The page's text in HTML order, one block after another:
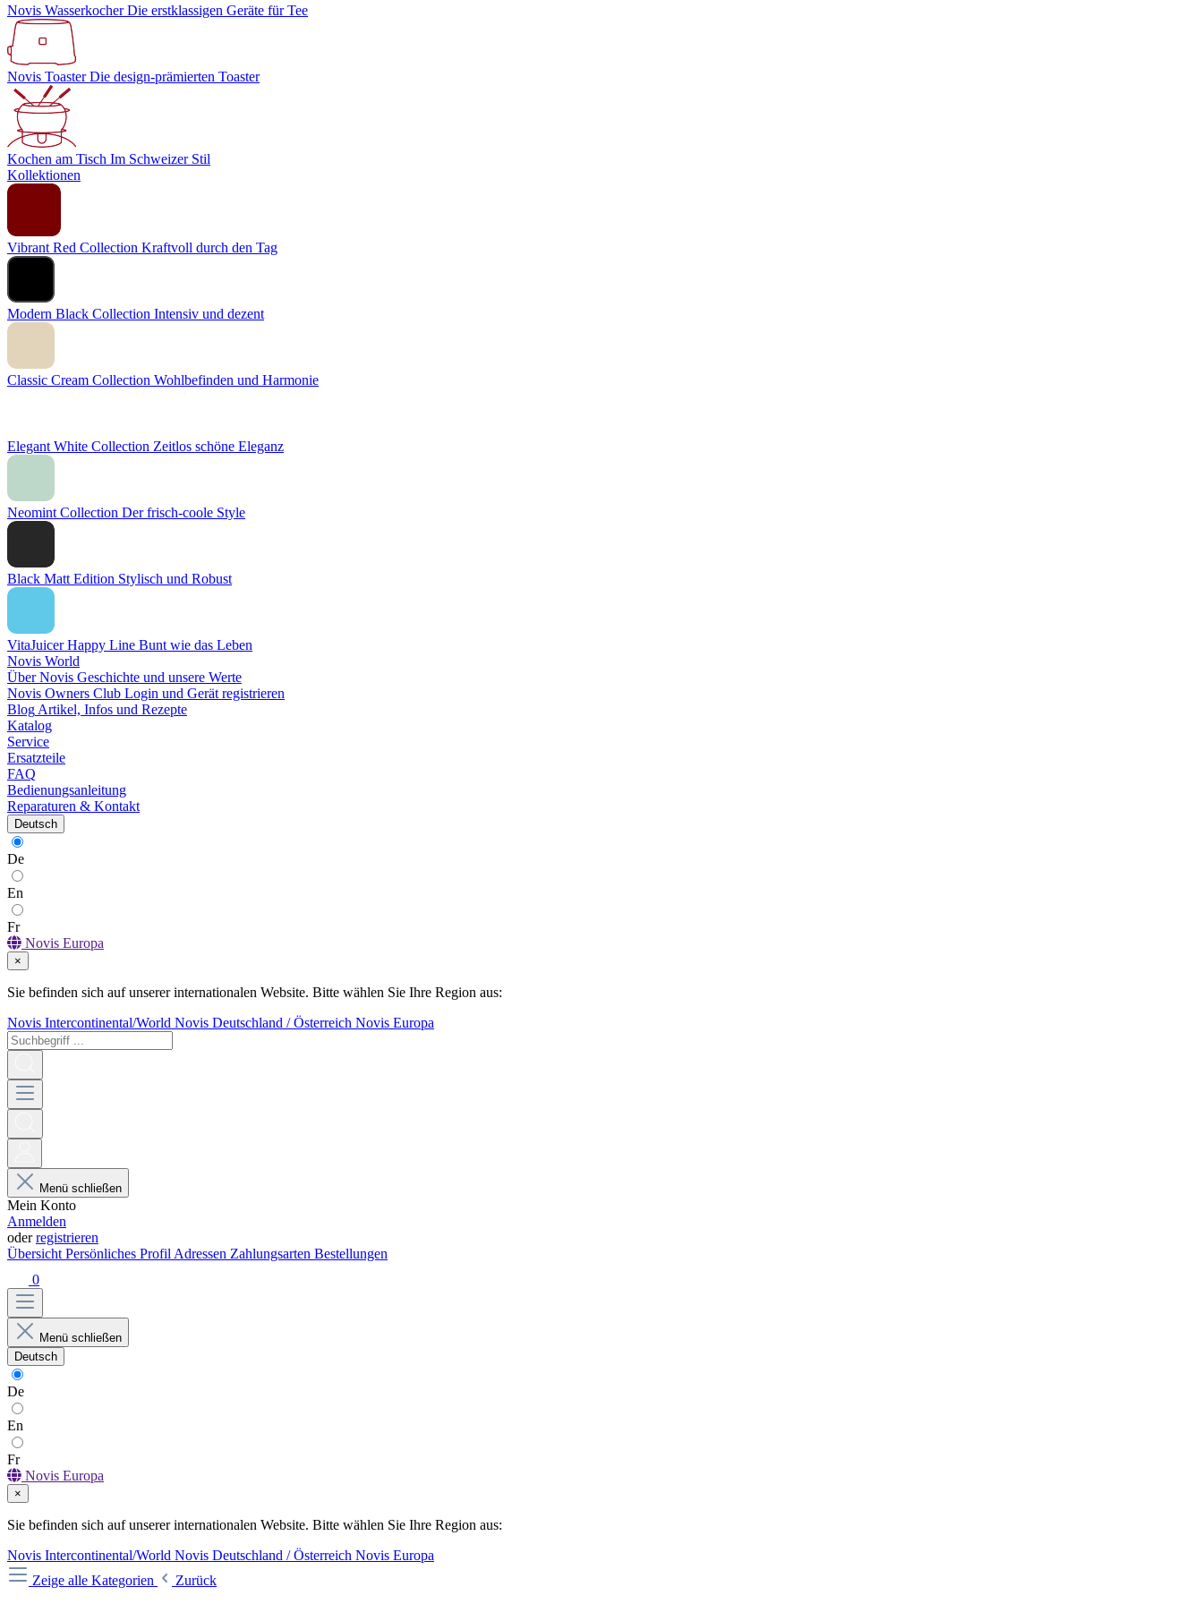
Novis Wasserkocher Die erstklassigen Geräte für Tee
Novis Toaster Die design-prämierten Toaster
Kochen am Tisch Im Schweizer Stil
Kollektionen
Vibrant Red Collection Kraftvoll durch den Tag
Modern Black Collection Intensiv und dezent
Classic Cream Collection Wohlbefinden und Harmonie
Elegant White Collection Zeitlos schöne Eleganz
Neomint Collection Der frisch-coole Style
Black Matt Edition Stylisch und Robust
VitaJuicer Happy Line Bunt wie das Leben
Novis World
Über Novis Geschichte und unsere Werte
Novis Owners Club Login und Gerät registrieren
Blog Artikel, Infos und Rezepte
Katalog
Service
Ersatzteile
FAQ
Bedienungsanleitung
Reparaturen & Kontakt
Deutsch
De
En
Fr
Novis Europa
×
Sie befinden sich auf unserer internationalen Website. Bitte wählen Sie Ihre Region aus:
Novis Intercontinental/World Novis Deutschland / Österreich Novis Europa
Menü schließen
Mein Konto
Anmelden
oderregistrieren
Übersicht Persönliches Profil Adressen Zahlungsarten Bestellungen
0
Menü schließen
Deutsch
De
En
Fr
Novis Europa
×
Sie befinden sich auf unserer internationalen Website. Bitte wählen Sie Ihre Region aus:
Novis Intercontinental/World Novis Deutschland / Österreich Novis Europa
Zeige alle Kategorien
Zurück